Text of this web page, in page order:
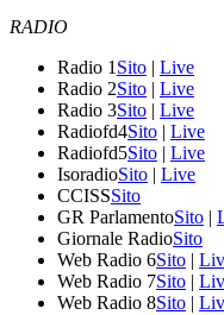
RADIO
Radio 1 Sito | Live
Radio 2Sito | Live
Radio 3Sito | Live
Radiofd4Sito | Live
Radiofd5Sito | Live
IsoradioSito | Live
CCISSSito
GR ParlamentoSito |
Giornale RadioSito
Web Radio 6Sito |
Web Radio 7Sito |
Web Radio 8Sito |